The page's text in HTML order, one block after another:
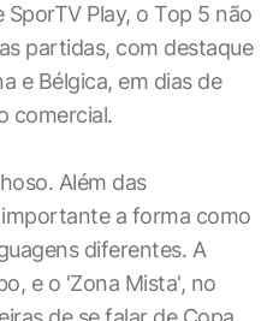
Play, o Top 5 não
partidas, com destaque
e Bélgica, em dias de
comercial.
Além das
a forma como
diferentes. A
e o 'Zona Mista', no